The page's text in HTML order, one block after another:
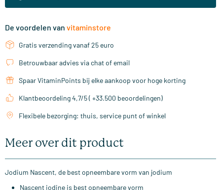
De voordelen van vitaminstore
Gratis verzending vanaf 25 euro
Betrouwbaar advies via chat of email
Spaar VitaminPoints bij elke aankoop voor hoge korting
Klantbeoordeling 4,7/5 ( +33.500 beoordelingen)
Flexibele bezorging: thuis, service punt of winkel
Meer over dit product
Jodium Nascent, de best opneembare vorm van jodium
Nascent iodine is best opneembare vorm